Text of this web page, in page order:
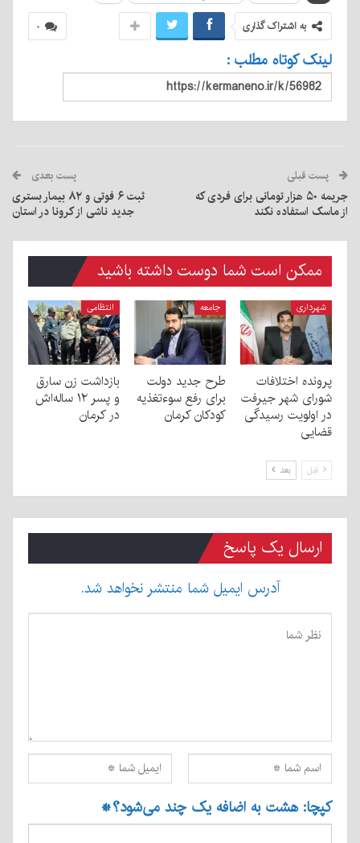
۰ به اشتراک گذاری
لینک کوتاه مطلب :
پست قبلی
جریمه ۵۰ هزار تومانی برای فردی که
از ماسک استفاده نکند
پست بعدی
ثبت ۶ فوتی و ۸۲ بیمار بستری
جدید ناشی از کرونا در استان
ممکن است شما دوست داشته باشید
شهرداری
پرونده اختلافات
شورای شهر جیرفت
در اولویت رسیدگی
قضایی
جامعه
طرح جدید دولت
برای رفع سوءتغذیه
کودکان کرمان
انتظامی
بازداشت زن سارق
و پسر ۱۲ ساله‌اش
در کرمان
قبل بعد
ارسال یک پاسخ
آدرس ایمیل شما منتشر نخواهد شد.
کپچا: هشت به اضافه یک چند می‌شود؟*